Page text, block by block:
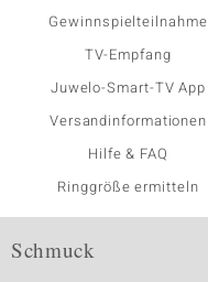
Gewinnspielteilnahme
TV-Empfang
Juwelo-Smart-TV App
Versandinformationen
Hilfe & FAQ
Ringgröße ermitteln
Schmuck